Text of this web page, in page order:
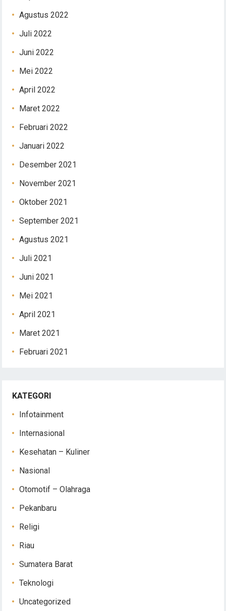
Agustus 2022
Juli 2022
Juni 2022
Mei 2022
April 2022
Maret 2022
Februari 2022
Januari 2022
Desember 2021
November 2021
Oktober 2021
September 2021
Agustus 2021
Juli 2021
Juni 2021
Mei 2021
April 2021
Maret 2021
Februari 2021
KATEGORI
Infotainment
Internasional
Kesehatan – Kuliner
Nasional
Otomotif – Olahraga
Pekanbaru
Religi
Riau
Sumatera Barat
Teknologi
Uncategorized